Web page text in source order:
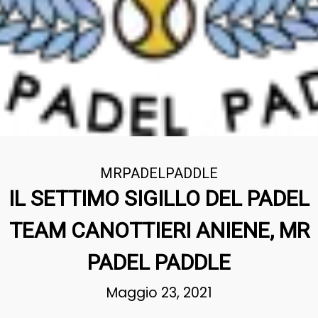
MRPADELPADDLE
IL SETTIMO SIGILLO DEL PADEL
TEAM CANOTTIERI ANIENE, MR
PADEL PADDLE
Maggio 23, 2021